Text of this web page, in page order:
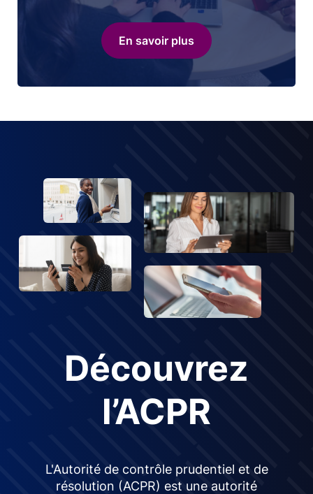
En savoir plus
Découvrez
l’ACPR
L'Autorité de contrôle prudentiel et de
résolution (ACPR) est une autorité